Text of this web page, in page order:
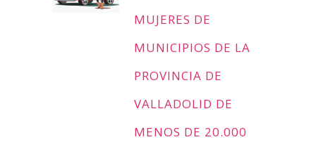
MUJERES DE
MUNICIPIOS DE LA
PROVINCIA DE
VALLADOLID DE
MENOS DE 20.000